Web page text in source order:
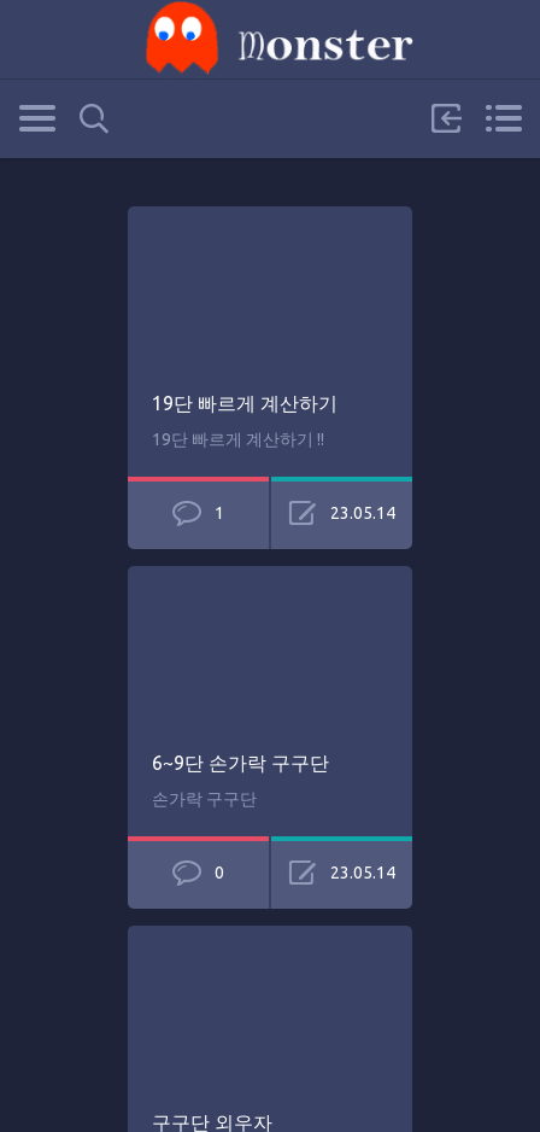
19단 빠르게 계산하기
19단 빠르게 계산하기 !!
1 23.05.14
6~9단 손가락 구구단
손가락 구구단
0 23.05.14
구구단 외우자